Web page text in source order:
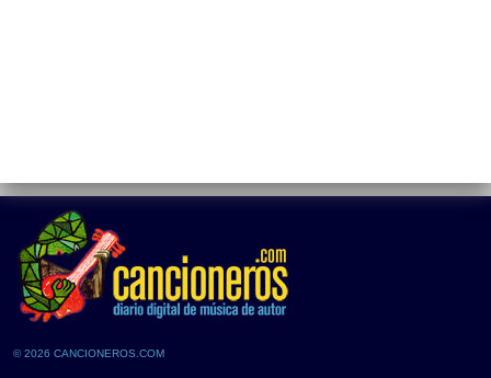
© 2026 CANCIONEROS.COM